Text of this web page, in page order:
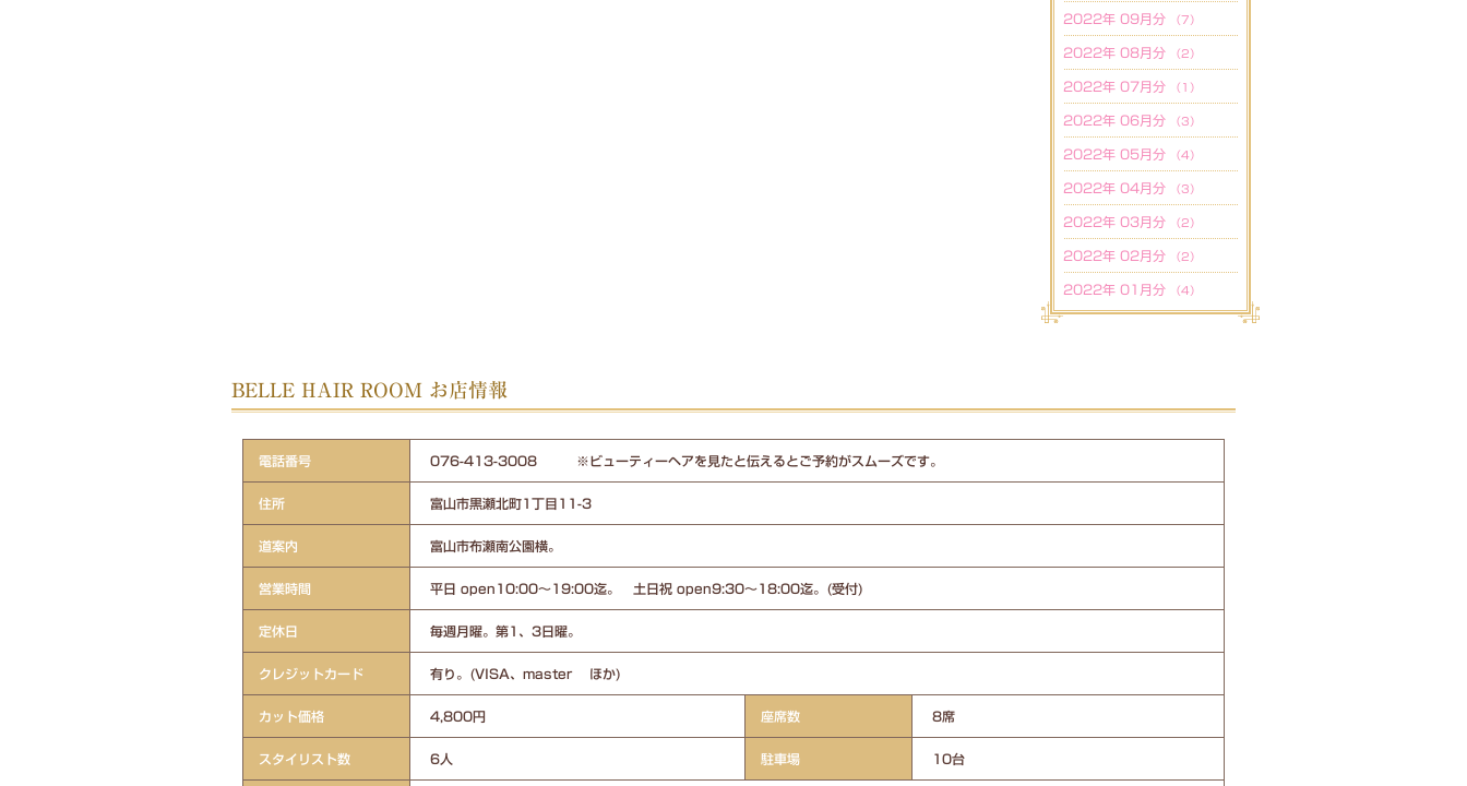
2022年 09月分 （7）
2022年 08月分 （2）
2022年 07月分 （1）
2022年 06月分 （3）
2022年 05月分 （4）
2022年 04月分 （3）
2022年 03月分 （2）
2022年 02月分 （2）
2022年 01月分 （4）
BELLE HAIR ROOM お店情報
電話番号 076-413-3008 ※ビューティーヘアを見たと伝えるとご予約がスムーズです。
住所 富山市黒瀬北町1丁目11-3
道案内 富山市布瀬南公園横。
営業時間 平日 open10:00～19:00迄。 土日祝 open9:30～18:00迄。(受付)
定休日 毎週月曜。第1、3日曜。
クレジットカード 有り。(VISA、master ほか)
カット価格 4,800円 座席数 8席
スタイリスト数 6人 駐車場 10台